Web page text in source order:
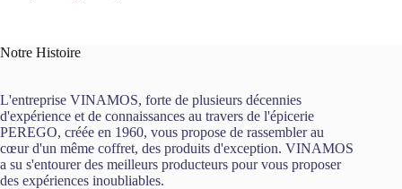
Notre Histoire
L'entreprise VINAMOS, forte de plusieurs décennies
d'expérience et de connaissances au travers de l'épicerie
PEREGO, créée en 1960, vous propose de rassembler au
cœur d'un même coffret, des produits d'exception. VINAMOS
a su s'entourer des meilleurs producteurs pour vous proposer
des expériences inoubliables.